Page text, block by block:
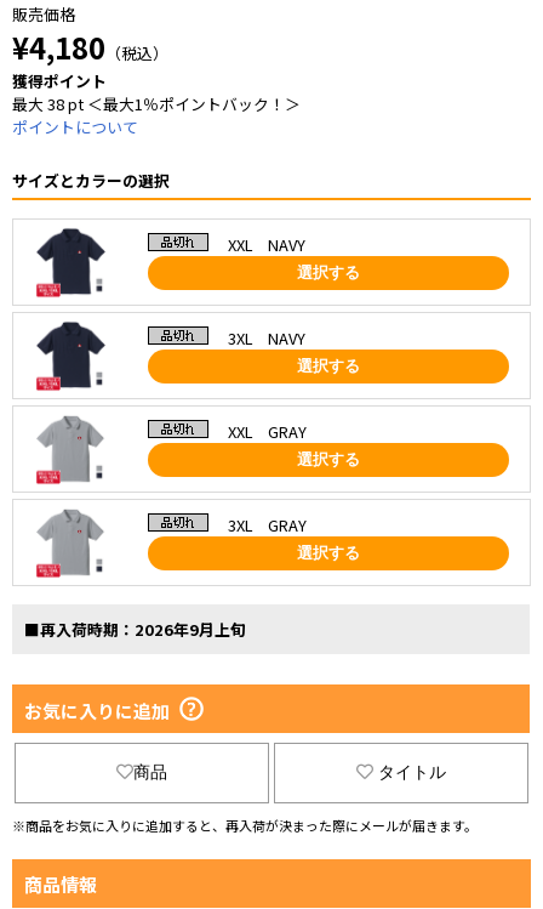
販売価格
¥4,180 （税込）
獲得ポイント
最大 38 pt ＜最大1％ポイントバック！＞
ポイントについて
サイズとカラーの選択
XXL NAVY
選択する
3XL NAVY
選択する
XXL GRAY
選択する
3XL GRAY
選択する
■再入荷時期：2026年9月上旬
お気に入りに追加
商品 タイトル
※商品をお気に入りに追加すると、再入荷が決まった際にメールが届きます。
商品情報